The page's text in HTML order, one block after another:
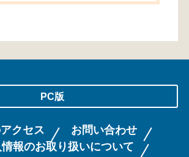
PC版
クセス
お問い合わせ
報のお取り扱いについて